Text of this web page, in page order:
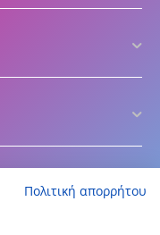
Πολιτική απορρήτου